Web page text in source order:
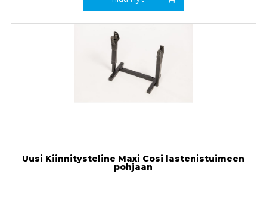
Uusi Kiinnitysteline Maxi Cosi lastenistuimeen
pohjaan